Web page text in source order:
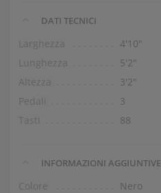
DATI TECNICI
Larghezza
4′10″
Lunghezza
5′2″
Altezza
3′2″
Pedali
3
Tasti
88
INFORMAZIONI AGGIUNTIVE
Colore
Nero